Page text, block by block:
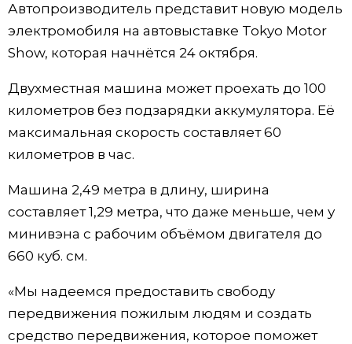
Блог
Политика
Экономика
Общество
Культура
Жизнь
Технологии
Японский язык
Японский калейдоскоп
Семья
Еда и напитки
official SNS
Автопроизводитель представит новую модель
электромобиля на автовыставке Tokyo Motor
Show, которая начнётся 24 октября.
Двухместная машина может проехать до 100
километров без подзарядки аккумулятора. Её
максимальная скорость составляет 60
километров в час.
Машина 2,49 метра в длину, ширина
составляет 1,29 метра, что даже меньше, чем у
минивэна с рабочим объёмом двигателя до
660 куб. см.
«Мы надеемся предоставить свободу
передвижения пожилым людям и создать
средство передвижения, которое поможет